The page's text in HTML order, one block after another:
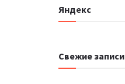
Яндекс
Свежие записи